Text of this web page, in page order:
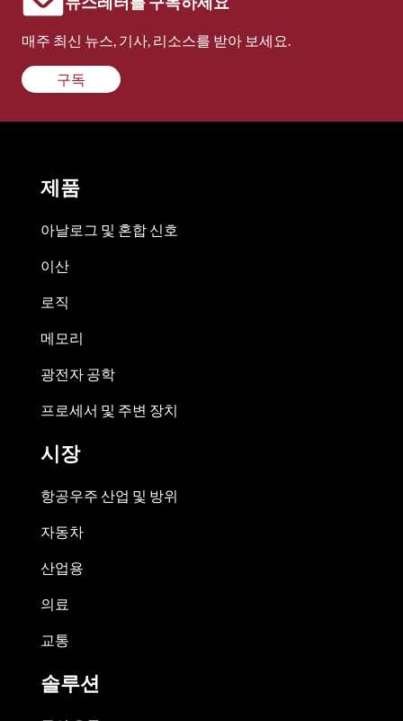
매주 최신 뉴스, 기사, 리소스를 받아 보세요.
구독
제품
아날로그 및 혼합 신호
이산
로직
메모리
광전자 공학
프로세서 및 주변 장치
시장
항공우주 산업 및 방위
자동차
산업용
의료
교통
솔루션